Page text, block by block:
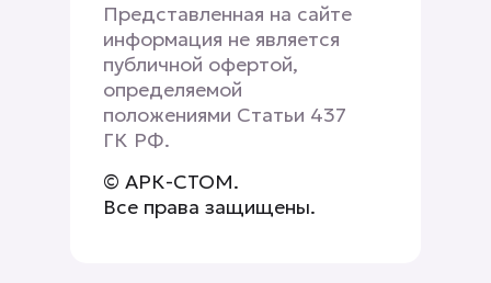
Представленная на сайте
информация не является
публичной офертой,
определяемой
положениями Статьи 437
ГК РФ.
© АРК-СТОМ.
Все права защищены.